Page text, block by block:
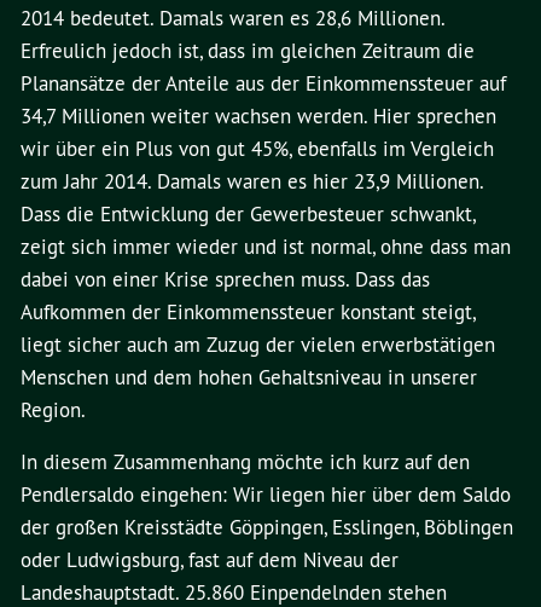
2014 bedeutet. Damals waren es 28,6 Millionen.
Erfreulich jedoch ist, dass im gleichen Zeitraum die
Planansätze der Anteile aus der Einkommenssteuer auf
34,7 Millionen weiter wachsen werden. Hier sprechen
wir über ein Plus von gut 45%, ebenfalls im Vergleich
zum Jahr 2014. Damals waren es hier 23,9 Millionen.
Dass die Entwicklung der Gewerbesteuer schwankt,
zeigt sich immer wieder und ist normal, ohne dass man
dabei von einer Krise sprechen muss. Dass das
Aufkommen der Einkommenssteuer konstant steigt,
liegt sicher auch am Zuzug der vielen erwerbstätigen
Menschen und dem hohen Gehaltsniveau in unserer
Region.
In diesem Zusammenhang möchte ich kurz auf den
Pendlersaldo eingehen: Wir liegen hier über dem Saldo
der großen Kreisstädte Göppingen, Esslingen, Böblingen
oder Ludwigsburg, fast auf dem Niveau der
Landeshauptstadt. 25.860 Einpendelnden stehen